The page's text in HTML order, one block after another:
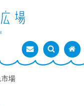
お問い合わせ
検索を表
ト
市場